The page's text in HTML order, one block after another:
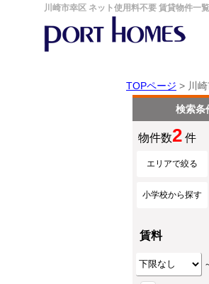
川崎市幸区 ネット使用料不要 賃貸物件一
TOPページ > 川
検索条
物件数2 件
エリアで絞る
小学校から探す
賃料